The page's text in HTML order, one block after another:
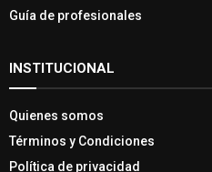
Guía de profesionales
INSTITUCIONAL
Quienes somos
Términos y Condiciones
Política de privacidad